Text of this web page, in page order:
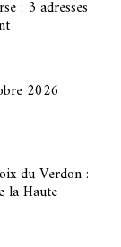
: 3 adresses
2026
du Verdon :
la Haute